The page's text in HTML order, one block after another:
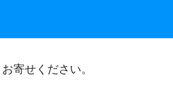
寄せください。